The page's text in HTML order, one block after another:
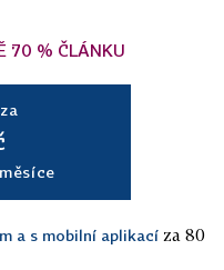
70 % ČLÁNKU
a s mobilní aplikací za 80